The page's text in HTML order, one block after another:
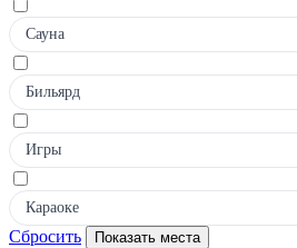
Сауна
Бильярд
Игры
Караоке
Сбросить Показать места